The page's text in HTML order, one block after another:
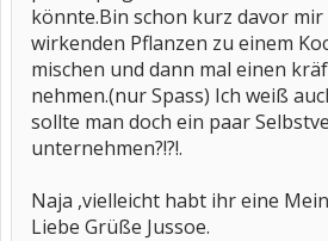
könnte.Bin schon kurz davor
wirkenden Pflanzen zu einem
mischen und dann mal einen
nehmen.(nur Spass) Ich weiß
sollte man doch ein paar
unternehmen?!?!.
Naja ,vielleicht habt ihr eine
Liebe Grüße Jussoe.